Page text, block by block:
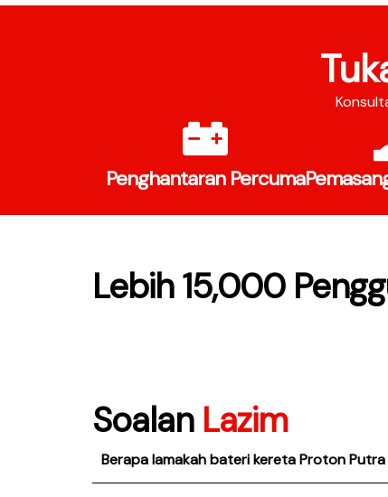
Penghantaran Percuma
Lebih 15,000
Soalan Lazim
Berapa lamakah bateri kereta Proton